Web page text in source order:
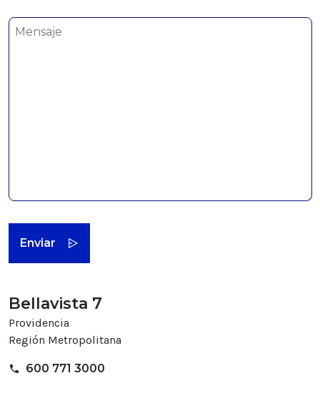
Bellavista 7
Providencia
Región Metropolitana
phone 600 771 3000